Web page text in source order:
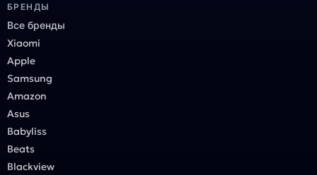
БРЕНДЫ
Все бренды
Xiaomi
Apple
Samsung
Amazon
Asus
Babyliss
Beats
Blackview